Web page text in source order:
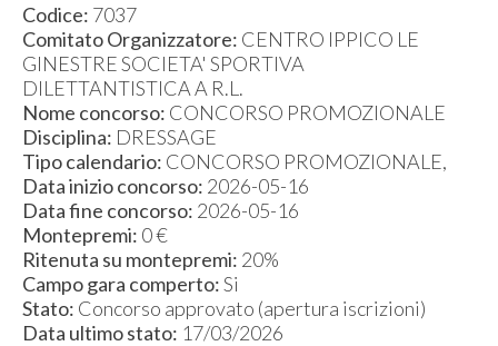
Codice: 7037
Comitato Organizzatore: CENTRO IPPICO LE
GINESTRE SOCIETA' SPORTIVA
DILETTANTISTICA A R.L.
Nome concorso: CONCORSO PROMOZIONALE
Disciplina: DRESSAGE
Tipo calendario: CONCORSO PROMOZIONALE,
Data inizio concorso: 2026-05-16
Data fine concorso: 2026-05-16
Montepremi: 0 €
Ritenuta su montepremi: 20%
Campo gara comperto:Si
Stato: Concorso approvato (apertura iscrizioni)
Data ultimo stato: 17/03/2026